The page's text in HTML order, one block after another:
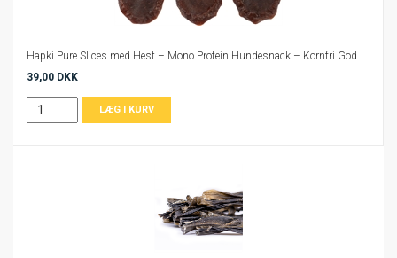
Hapki Pure Slices med Hest – Mono Protein Hundesnack – Kornfri Godbidder til Hunde
39,00 DKK